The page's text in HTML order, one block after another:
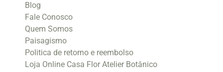
Blog
Fale Conosco
Quem Somos
Paisagismo
Politica de retorno e reembolso
Loja Online Casa Flor Atelier Botânico